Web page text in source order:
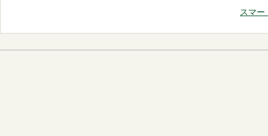
スマー